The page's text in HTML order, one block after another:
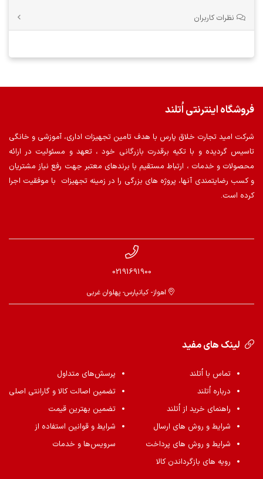
نظرات کاربران
فروشگاه اینترنتی اُتلند
شرکت امید تجارت خلاق پارس با هدف تامین تجهیزات اداری، آموزشی و خانگی
تاسیس گردیده و با تکیه برقدرت بازرگانی خود ، تعهد و مسئولیت در ارائه
محصولات و خدمات ، ارتباط مستقیم با برندهای معتبر جهت رفع نیاز مشتریان
و کسب رضایتمندی آنها، پروژه های بزرگی را در زمینه تجهیزات با موفقیت اجرا
کرده است.
02191691900
اهواز- کیانپارس- پهلوان غربی
لینک های مفید
تماس با اُتلند
درباره اُتلند
راهنمای خرید از اُتلند
شرایط و روش های ارسال
شرایط و روش های پرداخت
رویه های بازگرداندن کالا
پرسش‌های متداول
تضمین اصالت کالا و گارانتی اصلی
تضمین بهترین قیمت
شرایط و قوانین استفاده از
سرویس‌ها و خدمات